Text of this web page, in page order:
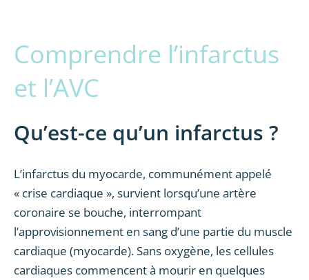
Comprendre l’infarctus
et l’AVC
Qu’est-ce qu’un infarctus ?
L’infarctus du myocarde, communément appelé
« crise cardiaque », survient lorsqu’une artère
coronaire se bouche, interrompant
l’approvisionnement en sang d’une partie du muscle
cardiaque (myocarde). Sans oxygène, les cellules
cardiaques commencent à mourir en quelques